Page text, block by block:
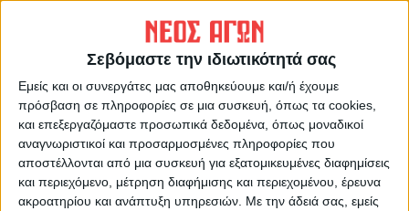
Σεβόμαστε την ιδιωτικότητά σας
Εμείς και οι συνεργάτες μας αποθηκεύουμε και/ή έχουμε
πρόσβαση σε πληροφορίες σε μια συσκευή, όπως τα cookies,
και επεξεργαζόμαστε προσωπικά δεδομένα, όπως μοναδικοί
αναγνωριστικοί και προσαρμοσμένες πληροφορίες που
αποστέλλονται από μια συσκευή για εξατομικευμένες διαφημίσεις
και περιεχόμενο, μέτρηση διαφήμισης και περιεχομένου, έρευνα
ακροατηρίου και ανάπτυξη υπηρεσιών. Με την άδειά σας, εμείς
ΠΡΟΗΓΟΥΜΕΝΟ ΑΡΘΡΟ
ΑΗΔΟΝΟΧΩΡΙ ΚΑΡΔΙΤΣΑΣ
ΕΠΟΜΕΝΟ ΑΡΘΡΟ
Μπουρούσης"!!!